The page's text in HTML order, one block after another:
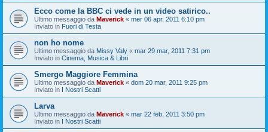
Ecco come la BBC ci vede in un video satirico..
Ultimo messaggio da Maverick « mer 06 apr, 2011 6:10 pm
Inviato in Fuori di Testa
non ho nome
Ultimo messaggio da Missy Valy « mar 29 mar, 2011 7:31 pm
Inviato in Cinema, Musica & Libri
Smergo Maggiore Femmina
Ultimo messaggio da Maverick « dom 20 mar, 2011 9:25 pm
Inviato in I Nostri Scatti
Larva
Ultimo messaggio da Maverick « mar 22 feb, 2011 3:50 pm
Inviato in I Nostri Scatti